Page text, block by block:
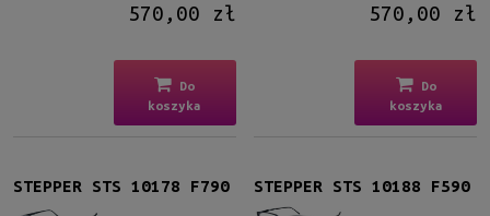
570,00 zł
Do
koszyka
570,00 zł
Do
koszyka
STEPPER STS 10178 F790 STEPPER STS 10188 F590